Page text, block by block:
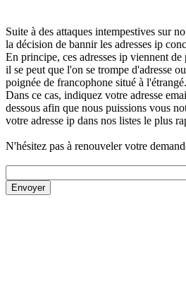
Suite à des attaques intempestives sur
la décision de bannir les adresses ip
En principe, ces adresses ip viennent
il se peut que l'on se trompe d'adresse
poignée de francophone situé à l'étrangé.
Dans ce cas, indiquez votre adresse
dessous afin que nous puissions vous
votre adresse ip dans nos listes le plus
N'hésitez pas à renouveler votre